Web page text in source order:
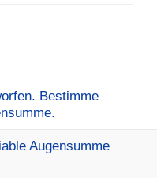
Bestimme
Augensumme